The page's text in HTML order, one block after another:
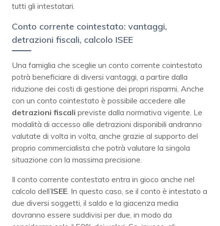
tutti gli intestatari.
Conto corrente cointestato: vantaggi,
detrazioni fiscali, calcolo ISEE
Una famiglia che sceglie un conto corrente cointestato
potrà beneficiare di diversi vantaggi, a partire dalla
riduzione dei costi di gestione dei propri risparmi. Anche
con un conto cointestato è possibile accedere alle
detrazioni fiscali previste dalla normativa vigente. Le
modalità di accesso alle detrazioni disponibili andranno
valutate di volta in volta, anche grazie al supporto del
proprio commercialista che potrà valutare la singola
situazione con la massima precisione.
Il conto corrente contestato entra in gioco anche nel
calcolo dell’ISEE. In questo caso, se il conto è intestato a
due diversi soggetti, il saldo e la giacenza media
dovranno essere suddivisi per due, in modo da